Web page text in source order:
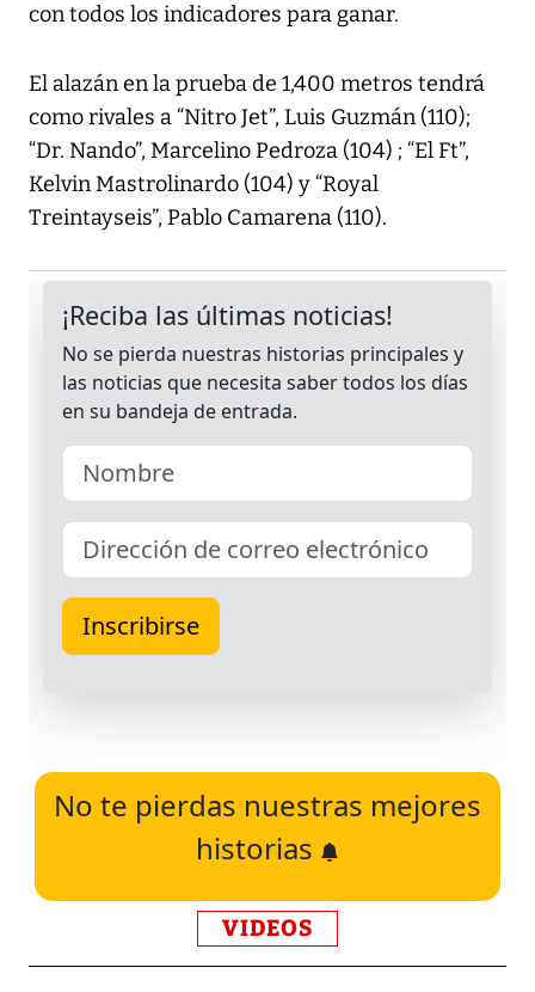
con todos los indicadores para ganar.
El alazán en la prueba de 1,400 metros tendrá
como rivales a “Nitro Jet”, Luis Guzmán (110);
“Dr. Nando”, Marcelino Pedroza (104) ; “El Ft”,
Kelvin Mastrolinardo (104) y “Royal
Treintayseis”, Pablo Camarena (110).
No te pierdas nuestras mejores
historias
VIDEOS